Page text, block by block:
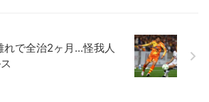
で全治2ヶ月...怪我人